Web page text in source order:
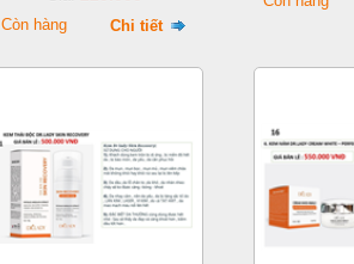
Còn hàng Chi tiết